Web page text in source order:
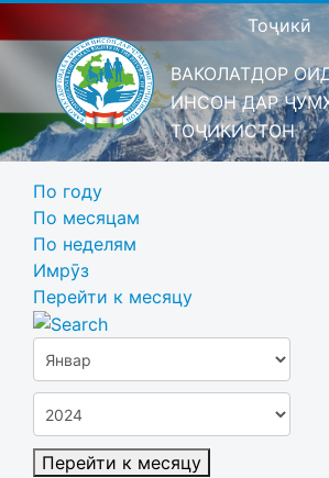
Тоҷикӣ
ВАКОЛАТДОР
ИНСОН ДАР
ТОҶИКИСТОН
По году
По месяцам
По неделям
Имрӯз
Перейти к месяцу
Перейти к месяцу